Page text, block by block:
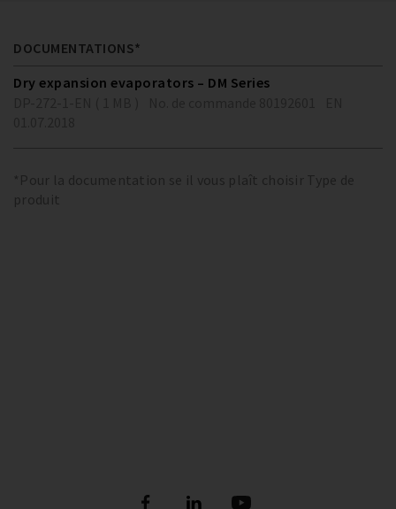
DOCUMENTATIONS*
Dry expansion evaporators – DM Series
*Pour la documentation se il vous plaît choisir Type de
produit